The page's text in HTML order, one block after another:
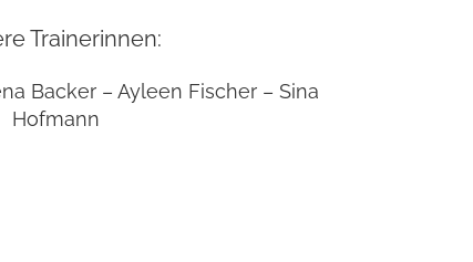
Trainerinnen:
Backer – Ayleen Fischer – Sina
Hofmann